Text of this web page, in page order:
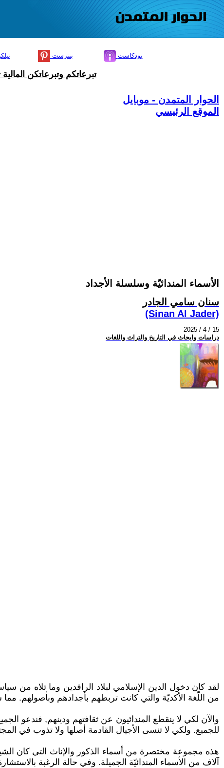
بنترست بودكاست
تبرعاتكم وتبرعاتكن
الحوار المتمدن - موبايل
الموقع الرئيسي
الأسماء المندائيّة وسلسلة الأجداد
سنان سامي الجادر
(Sinan Al Jader)
2025 / 4 / 15
دراسات وابحاث في التاريخ والتراث واللغات
لقد كان دخول الدين الإسلامي لبلاد الرافدين وما تلاه من
من اللّغة الأكديّة والتي كانت تربطهم بأجدادهم وبأصولهم.
والآن لكي لا ينقطع المندائيون عن ثقافتهم ودينهم, فندعو
للجميع. ولكي لا تنسى الأجيال القادمة أصلها ولا تذوب في
آلاف من الأسماء المندائيّة الجميلة. وفي حالة الرغبة